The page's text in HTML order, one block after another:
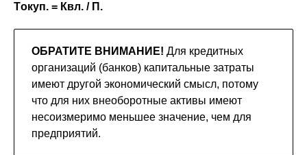
Токуп. = Квл. / П.
ОБРАТИТЕ ВНИМАНИЕ! Для кредитных
организаций (банков) капитальные затраты
имеют другой экономический смысл, потому
что для них внеоборотные активы имеют
несоизмеримо меньшее значение, чем для
предприятий.